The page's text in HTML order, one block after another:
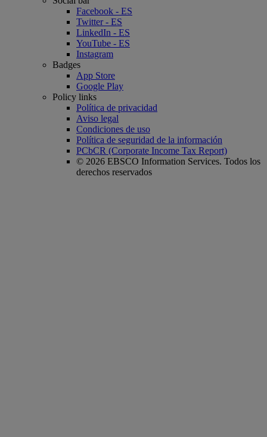
Facebook - ES
Twitter - ES
LinkedIn - ES
YouTube - ES
Instagram
Badges
App Store
Google Play
Policy links
Política de privacidad
Aviso legal
Condiciones de uso
Política de seguridad de la información
PCbCR (Corporate Income Tax Report)
© 2026 EBSCO Information Services. Todos los
derechos reservados